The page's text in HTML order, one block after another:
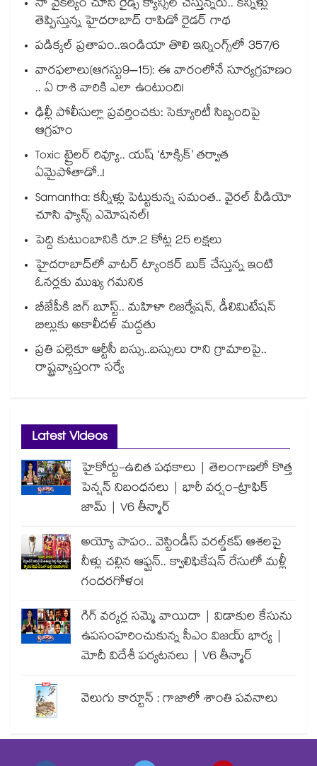
నా వైకల్యం చూసి రైడ్స్ క్యాన్సిల్ చేస్తున్నరు.. కన్నీళ్లు
తెప్పిస్తున్న హైదరాబాద్ రాపిడో రైడర్ గాథ
పడిక్కల్‌‌ ప్రతాపం..ఇండియా తొలి ఇన్నింగ్స్‌‌లో 357/6
వారఫలాలు(ఆగస్టు9–15): ఈ వారంలోనే సూర్యగ్రహణం
.. ఏ రాశి వారికి ఎలా ఉంటుంది!
ఢిల్లీ పోలీసుల్లా ప్రవర్తించకు: సెక్యూరిటీ సిబ్బందిపై
ఆగ్రహం
Toxic ట్రైలర్ రివ్యూ.. యష్ ‘టాక్సిక్’ తర్వాత
ఏమైపోతాడో..!
Samantha: కన్నీళ్లు పెట్టుకున్న సమంత.. వైరల్ వీడియో
చూసి ఫ్యాన్స్ ఎమోషనల్!
పెద్ది కుటుంబానికి రూ.2 కోట్ల 25 లక్షలు
హైదరాబాద్⁪లో వాటర్ ట్యాంకర్ బుక్ చేస్తున్న ఇంటి
ఓనర్లకు ముఖ్య గమనిక
బీజేపీకి బిగ్ బూస్ట్.. మహిళా రిజర్వేషన్, డీలిమిటేషన్
బిల్లుకు అకాలీదళ్ మద్దతు
ప్రతి పల్లెకూ ఆర్టీసీ బస్సు..బస్సులు రాని గ్రామాలపై..
రాష్ట్రవ్యాప్తంగా సర్వే
Latest Videos
హైకోర్టు-ఉచిత పథకాలు | తెలంగాణలో కొత్త
పెన్షన్ నిబంధనలు | భారీ వర్షం-ట్రాఫిక్
జామ్ | V6 తీన్మార్
అయ్యో పాపం.. వెస్టిండీస్ వరల్డ్‌కప్ ఆశలపై
నీళ్లు చల్లిన ఆఫ్ఘన్.. క్వాలిఫికేషన్ రేసులో మళ్లీ
గందరగోళం!
గిగ్ వర్కర్ల సమ్మె వాయిదా | విడాకుల కేసును
ఉపసంహరించుకున్న సీఎం విజయ్ భార్య |
మోదీ విదేశీ పర్యటనలు | V6 తీన్మార్
వెలుగు కార్టూన్ : గాజాలో శాంతి పవనాలు